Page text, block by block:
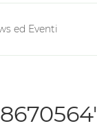
ed Eventi